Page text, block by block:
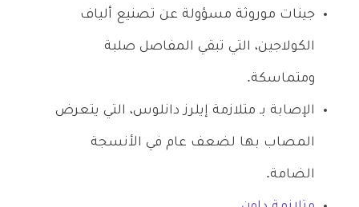
جينات موروثة مسؤولة عن تصنيع ألياف
الكولاجين، التي تبقي المفاصل صلبة
ومتماسكة.
الإصابة بـ متلازمة إيلرز دانلوس، التي يتعرض
المصاب بها لضعف عام في الأنسجة
الضامة.